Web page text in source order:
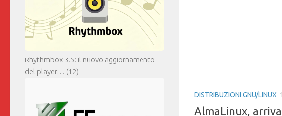
senza dover aver bisogno
Rhythmbox 3.5: il nuovo aggiornamento
del player… (12)